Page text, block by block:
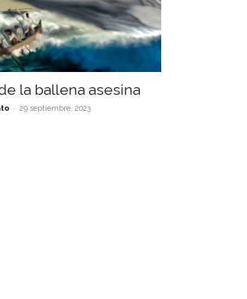
la ballena asesina
- 29 septiembre, 2023